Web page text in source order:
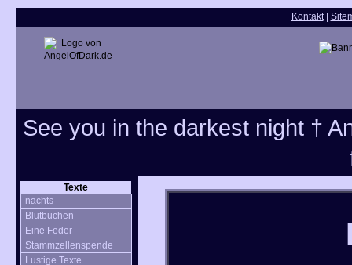
Kontakt
See you in the darkest night †
Texte
nachts
Blutbuchen
Eine Feder
Stammzellenspende
Lustige Texte...